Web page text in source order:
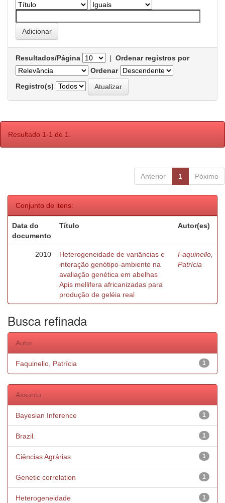
Resultados/Página | Ordenar registros por
Ordenar
Registro(s)
Resultado 1-1 de 1.
Anterior 1 Póximo
Conjunto de itens:
Data do
documento
Título Autor(es)
2010
Heterogeneidade de variâncias e
interação genótipo-ambiente na
avaliação genética em abelhas
Apis mellifera africanizadas para
produção de geléia real
Faquinello,
Patrícia
Busca refinada
Autor
1
Faquinello, Patrícia
Assunto
1
Bayesian Inference
1
Brazil.
1
Ciências Agrárias
1
Genetic correlation
1
Heterogeneidade